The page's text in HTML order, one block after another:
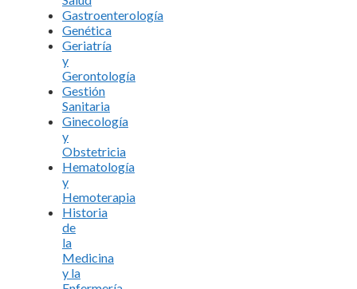
Gastroenterología
Genética
Geriatría
y
Gerontología
Gestión
Sanitaria
Ginecología
y
Obstetricia
Hematología
y
Hemoterapia
Historia
de
la
Medicina
y la